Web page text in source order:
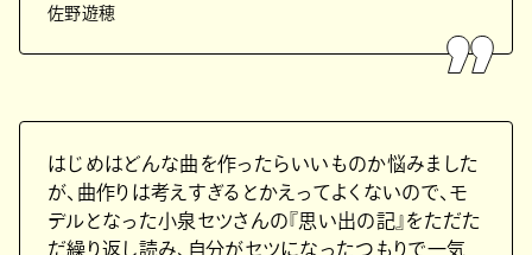
佐野遊穂
はじめはどんな曲を作ったらいいものか悩みました
が、曲作りは考えすぎるとかえってよくないので、モ
デルとなった小泉セツさんの『思い出の記』をただた
だ繰り返し読み、自分がセツになったつもりで一気